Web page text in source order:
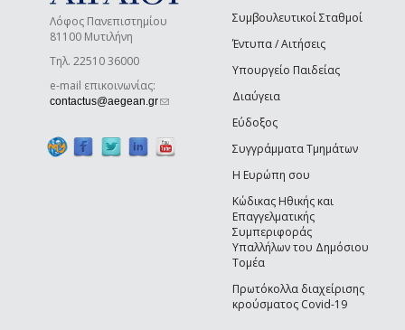
Λόφος Πανεπιστημίου
81100 Μυτιλήνη
Τηλ. 22510 36000
e-mail επικοινωνίας:
contactus@aegean.gr(link sends e-mail)
Συμβουλευτικοί Σταθμοί
Έντυπα / Αιτήσεις
Υπουργείο Παιδείας
Διαύγεια
Εύδοξος
Συγγράμματα Τμημάτων
Η Ευρώπη σου
Κώδικας Ηθικής και
Επαγγελματικής
Συμπεριφοράς
Υπαλλήλων του Δημόσιου
Τομέα
Πρωτόκολλα διαχείρισης
κρούσματος Covid-19